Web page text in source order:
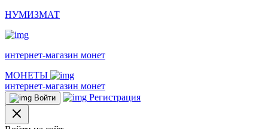
НУМИЗМАТ
интернет-магазин монет
МОНЕТЫ
интернет-магазин монет
Войти Регистрация